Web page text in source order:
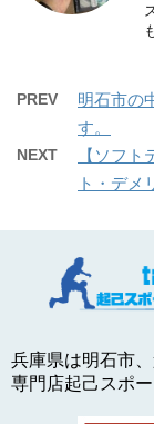
PREV
明石市の
す。
NEXT
【ソフ
ト・デメ
兵庫県は明石市
専門店起己スポ